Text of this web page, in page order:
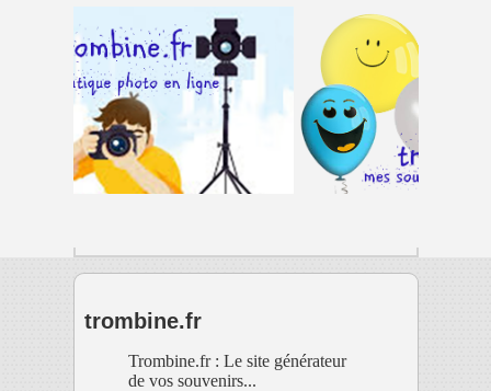
trombine.fr
Trombine.fr : Le site générateur
de vos souvenirs...